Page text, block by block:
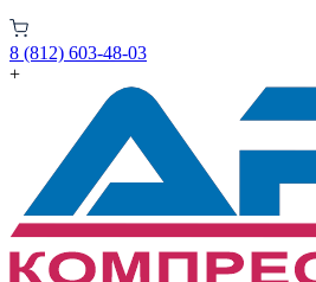
8 (812) 603-48-03
+